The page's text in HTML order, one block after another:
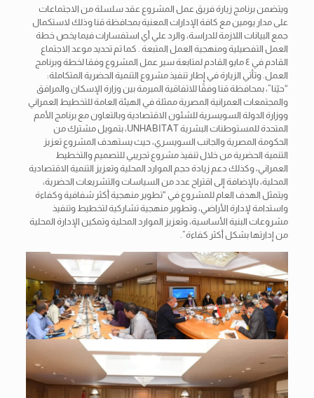
ويتضمن برنامج زيارة فريق عمل المشروع عقد سلسلة من الاجتماعات
على مدار يومين مع كافة الإدارات المعنية بمحافظة قنا وذلك لاستكمال
جمع البيانات اللازمة للدراسة، والرد علي أي استفسارات فيما يخص خطة
العمل التفصيلية ومنهجية العمل المتبعة . كما تم تحديد موعد الاجتماع
القادم في ٤ مايو القادم لمتابعة سير عمل المشروع وفقا لخطة وبرنامج
العمل. وتأتي الزيارة في إطار تنفيذ مشروع التنمية الحضرية المتكاملة:
“حيّنا”، بمحافظة قنا وفقًا للاتفاقية المبرمة بين وزارة الإسكان والمرافق
والمجتمعات العمرانية المصرية ممثلة في الهيئة العامة للتخطيط العمراني
ووزارة الدولة السويسرية للشئون الاقتصادية وبالتعاون مع برنامج الأمم
المتحدة للمستوطنات البشرية UNHABITAT، بتمويل مشترك من
الحكومة المصرية والجانب السويسري، حيث يستهدف المشروع تعزيز
التنمية الحضرية من خلال تنفيذ مشروع تجريبي للتصميم والتخطيط
العمراني، وكذلك دعم زيادة حجم الموارد المحلية وتعزيز التنمية الاقتصادية
المحلية، بالإضافة إلى اقتراح عدد من السياسات والتشريعات الحضرية،
ويتمثل الهدف العام للمشروع في “تطوير منهجية أكثر شفافية وكفاءة
واستدامة لإدارة الأراضي، وتطوير منهجية تشاركية لتخطيط وتنفيذ
مشروعات البنية الأساسية، وتعزيز الموارد المحلية وتمكين الإدارة المحلية
من إدارتها بشكل أكثر كفاءة”.